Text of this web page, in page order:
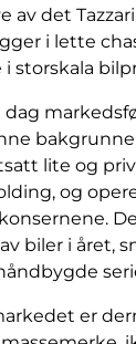
av det
i lette
storskala
lite og
og
biler i året,
er